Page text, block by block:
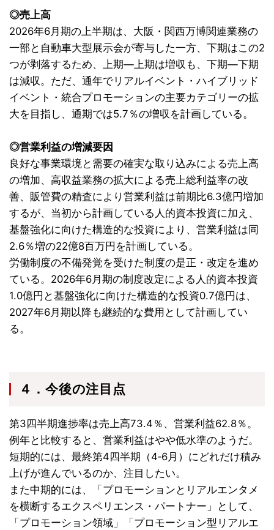
◎売上高
2026年6月期の上半期は、大阪・関西万博関連業務の
一部と自動車大型展示会が寄与した一方、下期はこの2
つが剥落するため、上期―上期は増収も、下期―下期
は減収。ただ、通年でリアルイベント・ハイブリッド
イベント・統合プロモーションの主要カテゴリーの拡
大を目指し、通期では5.7％の増収を計画している。
◎営業利益の増減要因
良好な事業環境と需要の確実な取り込みによる売上高
の増加、高収益業務の拡大による売上総利益率の改
善、販管費の精査により営業利益は前期比6.3億円増加
するが、当初から計画している人的資本投資に加え、
基盤強化に向けた構造的な投資により、営業利益は同
2.6％増の22億8百万円を計画している。
労働制度の不備発覚を受けた制度の是正・改定を進め
ている。2026年6月期の制度改定による人的資本投資
1.0億円と基盤強化に向けた構造的な投資0.7億円は、
2027年6月期以降も継続的な費用として計画してい
る。
４．今後の注目点
第3四半期進捗率は売上高73.4％、営業利益62.8％。
例年と比較すると、営業利益はやや低水準のようだ。
短期的には、最終第4四半期（4‐6月）にどれだけ積み
上げが進んでいるのか、注目したい。
また中期的には、「プロモーションとリアルエンタメ
を横断するエクスペリエンス・パートナー」として、
「プロモーション領域」「プロモーション型リアルエ